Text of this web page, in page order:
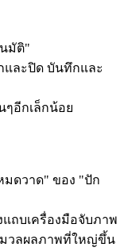
มัติ"
และปิด บันทึกและ
ๆอีกเล็กน้อย
มดวาด" ของ "ปัก
ถบเครื่องมือจับภาพ
มวลผลภาพที่ใหญ่ขึ้น